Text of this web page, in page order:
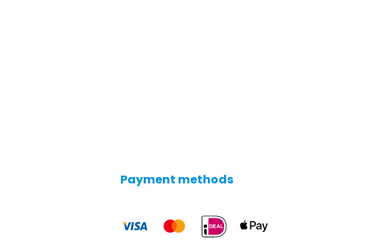
Payment methods